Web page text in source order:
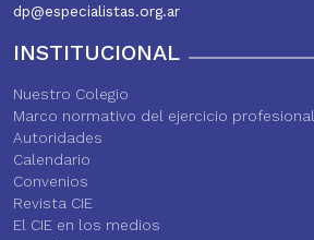
dp@especialistas.org.ar
INSTITUCIONAL
Nuestro Colegio
Marco normativo del ejercicio profesional
Autoridades
Calendario
Convenios
Revista CIE
El CIE en los medios